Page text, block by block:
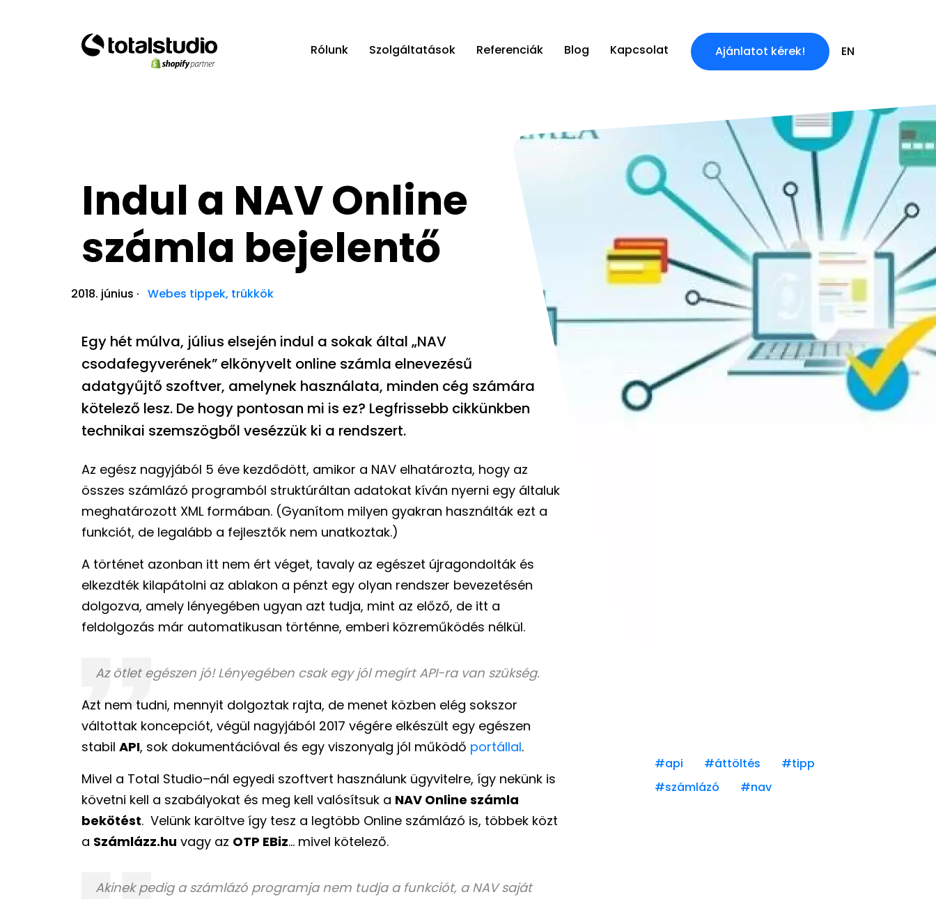
Rólunk Szolgáltatások Referenciák Blog Kapcsolat Ajánlatot kérek! EN
Indul a NAV Online
számla bejelentő
2018. június · Webes tippek, trükkök
Egy hét múlva, július elsején indul a sokak által „NAV
csodafegyverének” elkönyvelt online számla elnevezésű
adatgyűjtő szoftver, amelynek használata, minden cég számára
kötelező lesz. De hogy pontosan mi is ez? Legfrissebb cikkünkben
technikai szemszögből vesézzük ki a rendszert.
Az egész nagyjából 5 éve kezdődött, amikor a NAV elhatározta, hogy az
összes számlázó programból struktúráltan adatokat kíván nyerni egy általuk
meghatározott XML formában. (Gyanítom milyen gyakran használták ezt a
funkciót, de legalább a fejlesztők nem unatkoztak.)
A történet azonban itt nem ért véget, tavaly az egészet újragondolták és
elkezdték kilapátolni az ablakon a pénzt egy olyan rendszer bevezetésén
dolgozva, amely lényegében ugyan azt tudja, mint az előző, de itt a
feldolgozás már automatikusan történne, emberi közreműködés nélkül.
Az ötlet egészen jó! Lényegében csak egy jól megírt API-ra van szükség.
Azt nem tudni, mennyit dolgoztak rajta, de menet közben elég sokszor
váltottak koncepciót, végül nagyjából 2017 végére elkészült egy egészen
stabil API, sok dokumentációval és egy viszonyalg jól működő portállal.
Mivel a Total Studio–nál egyedi szoftvert használunk ügyvitelre, így nekünk is
követni kell a szabályokat és meg kell valósítsuk a NAV Online számla
bekötést. Velünk karöltve így tesz a legtöbb Online számlázó is, többek közt
a Számlázz.hu vagy az OTP EBiz... mivel kötelező.
Akinek pedig a számlázó programja nem tudja a funkciót, a NAV saját
#api #áttöltés
#tipp
#számlázó
#nav